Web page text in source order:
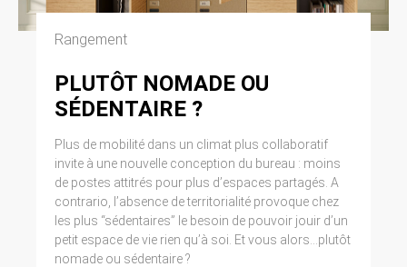
Rangement
PLUTÔT NOMADE OU
SÉDENTAIRE ?
Plus de mobilité dans un climat plus collaboratif
invite à une nouvelle conception du bureau : moins
de postes attitrés pour plus d’espaces partagés. A
contrario, l’absence de territorialité provoque chez
les plus “sédentaires” le besoin de pouvoir jouir d’un
petit espace de vie rien qu’à soi. Et vous alors...plutôt
nomade ou sédentaire ?
modifiée par la loi n° 2004-801 du 6 août 2004
libertés. Loi n° 2004-575 du 21 juin 2004 pour
11. LEXIQUE.
Utilisateur : Internaute se connectant, utilisant
le site susnommé. Informations personnelles :
« les informations qui permettent, sous quelque
forme que ce soit, directement ou non,
l’identification des personnes physiques
auxquelles elles s’appliquent » (article 4 de la
loi n° 78-17 du 6 janvier 1978).